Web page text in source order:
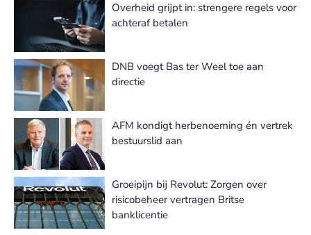
Overheid grijpt in: strengere regels voor
achteraf betalen
DNB voegt Bas ter Weel toe aan
directie
AFM kondigt herbenoeming én vertrek
bestuurslid aan
Groeipijn bij Revolut: Zorgen over
risicobeheer vertragen Britse
banklicentie